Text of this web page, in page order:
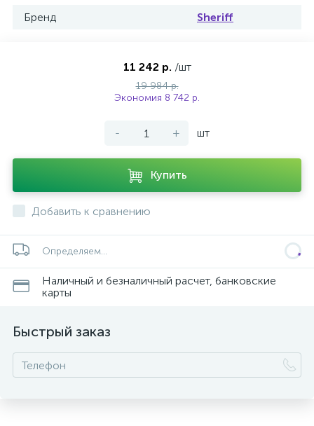
Бренд
Sheriff
11 242 р. /шт
19 984 р.
Экономия 8 742 р.
- + шт
Купить
Добавить к сравнению
Определяем...
Наличный и безналичный расчет, банковские
карты
Быстрый заказ